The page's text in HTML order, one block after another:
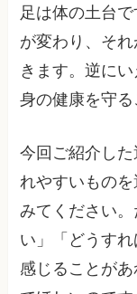
足は体の土台
が変わり、そ
きます。逆に
身の健康を守る
今回ご紹介し
れやすいもの
みてください
い」「どうす
感じることが